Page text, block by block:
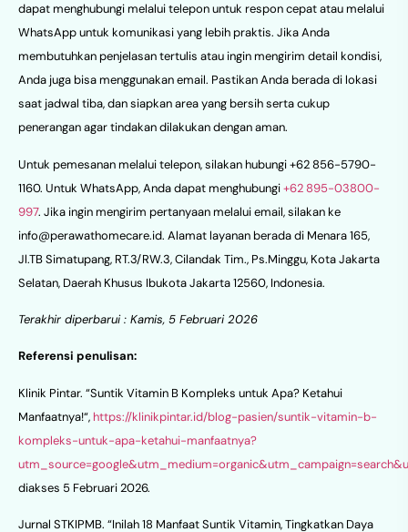
dapat menghubungi melalui telepon untuk respon cepat atau melalui
WhatsApp untuk komunikasi yang lebih praktis. Jika Anda
membutuhkan penjelasan tertulis atau ingin mengirim detail kondisi,
Anda juga bisa menggunakan email. Pastikan Anda berada di lokasi
saat jadwal tiba, dan siapkan area yang bersih serta cukup
penerangan agar tindakan dilakukan dengan aman.
Untuk pemesanan melalui telepon, silakan hubungi +62 856-5790-
1160. Untuk WhatsApp, Anda dapat menghubungi+62 895-03800-
997. Jika ingin mengirim pertanyaan melalui email, silakan ke
info@perawathomecare.id. Alamat layanan berada di Menara 165,
Jl.TB Simatupang, RT.3/RW.3, Cilandak Tim., Ps.Minggu, Kota Jakarta
Selatan, Daerah Khusus Ibukota Jakarta 12560, Indonesia.
Terakhir diperbarui : Kamis, 5 Februari 2026
Referensi penulisan:
Klinik Pintar. “Suntik Vitamin B Kompleks untuk Apa? Ketahui
Manfaatnya!“, https://klinikpintar.id/blog-pasien/suntik-vitamin-b-
kompleks-untuk-apa-ketahui-manfaatnya?
diakses 5 Februari 2026.
Jurnal STKIPMB. “Inilah 18 Manfaat Suntik Vitamin, Tingkatkan Daya